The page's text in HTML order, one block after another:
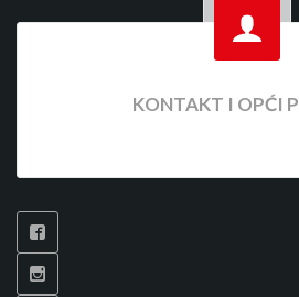
KONTAKT I OPĆI